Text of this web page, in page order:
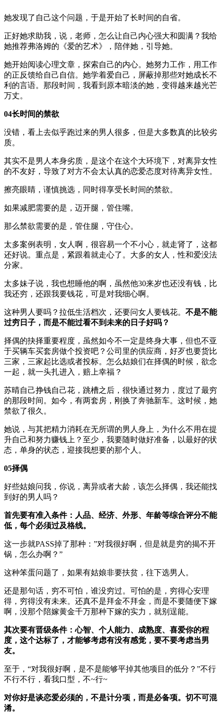
她发现了自己这个问题，于是开始了长时间的自省。
正好她求助我，说，老师，怎么让自己内心强大和圆满？我给
她推荐弗洛姆的《爱的艺术》，陪伴她，引导她。
她开始阅读心理文章，探索自己的内心。她努力工作，用工作
的正反馈给自己自信。她学着爱自己，屏蔽掉那些对她成长不
利的言语。那段时间，我看到原本暗淡的她，变得越来越光芒
万丈。
04长时间的禁欲
没错，看上去似乎跑过来的男人很多，但是大多数真的比较劣
质。
其实不是男人本身劣质，是这个在这个大环境下，对离异女性
的不友好，导致了对方不会太认真的恋爱态度对待离异女性。
擦亮眼睛，谨慎挑选，同时得享受长时间的禁欲。
如果减肥需要的是，迈开腿，管住嘴。
那么禁欲需要的是，管住腿，守住心。
太多案例表明，女人啊，很容易一个不小心，就走肾了，这都
还好说。重点是，紧跟着就走心了。大多的女人，性和爱没法
分家。
太多妹子说，我也想睡他的啊，虽然他30来岁也还没有钱，比
我还穷，还跟我要钱花，可是对我细心啊。
这种男人要吗？拉低生活档次，还要问女人要钱花。 不是不能
过穷日子，而是不能过看不到未来的日子好吗？
择偶的抉择重要程度，虽然如今不一定是终身大事，但也不亚
于买辆车买套房做个投资吧？公司里的供应商，好歹也要货比
三家，三家起比选或者投标。怎么姑娘们在择偶的时候，欲念
一起，就一头扎进入，赔上幸福？
苏晴自己挣钱自己花，跳槽之后，很快通过努力，度过了最穷
的那段时间。如今，有两套房，刚换了奔驰新车。这时候，她
禁欲了很久。
她说，与其把精力消耗在无所谓的男人身上，为什么不用在提
升自己和努力赚钱上？至少，我要随时做好准备，以最好的状
态，单身的状态，迎接我想要的那个人。
05择偶
好些姑娘问我，你说，离异或者大龄，该怎么择偶，我还能找
到好的男人吗？
首先要有准入条件：人品、经济、外形、年龄等综合评分不能
低，每个必须过及格线。
这一步就PASS掉了那种：”对我很好啊，但是就是穷的揭不开
锅，怎么办啊？”
这种笨蛋问题了，如果有姑娘非要扶贫，往下选男人。
还是那句话，穷不可怕，谁没穷过。可怕的是，穷得心安理
得，穷得没有未来。还真不是拜金不拜金，而是不要随便下嫁
啊，没那个陪嫁黄金千万那种下嫁的实力，就别逞能。
其次要有晋级条件：心智、个人能力、成熟度、喜爱你的程
度，这个达标了，才能够考虑有没有感觉，要不要考虑当男
友。
至于，“对我很好啊，是不是能够平掉其他项目的低分？”不行
不行不行，看我口型，不~行~
对你好是谈恋爱必须的，不是计分项，而是必备项。切不可混
淆。